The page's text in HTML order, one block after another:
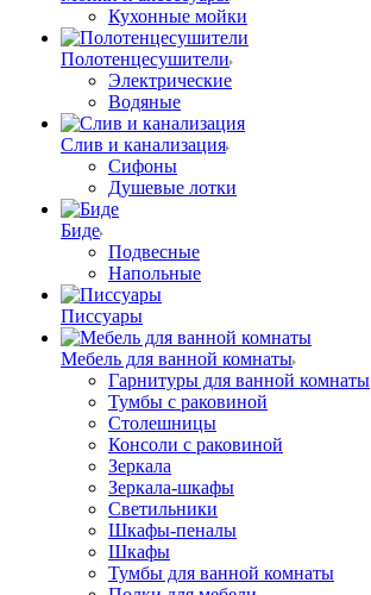
Кухонные мойки
Полотенцесушители
Электрические
Водяные
Слив и канализация
Сифоны
Душевые лотки
Биде
Подвесные
Напольные
Писсуары
Мебель для ванной комнаты
Гарнитуры для ванной комнаты
Тумбы с раковиной
Столешницы
Консоли с раковиной
Зеркала
Зеркала-шкафы
Светильники
Шкафы-пеналы
Шкафы
Тумбы для ванной комнаты